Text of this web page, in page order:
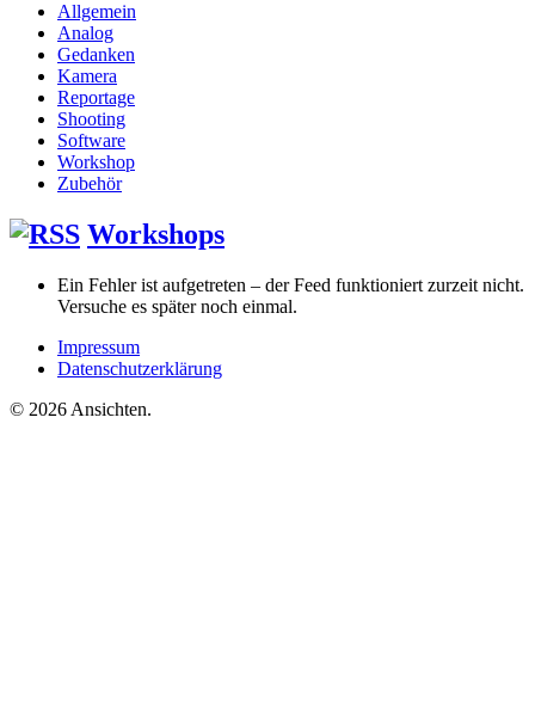
Allgemein
Analog
Gedanken
Kamera
Reportage
Shooting
Software
Workshop
Zubehör
Workshops
Ein Fehler ist aufgetreten – der Feed funktioniert zurzeit nicht.
Versuche es später noch einmal.
Impressum
Datenschutzerklärung
© 2026 Ansichten.